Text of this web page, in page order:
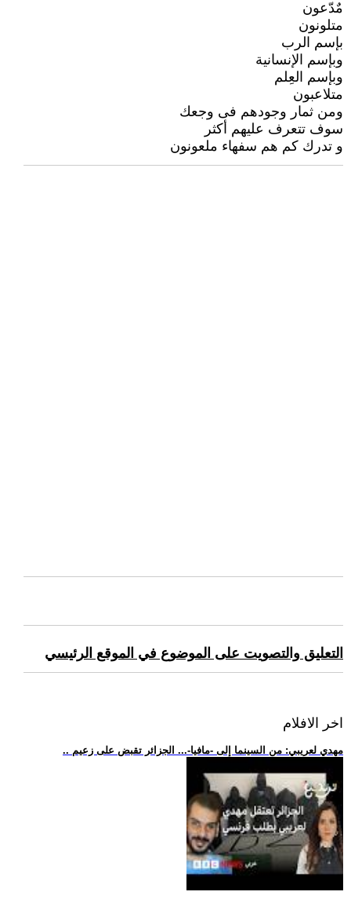
مٌدّعون
متلونون
بإسم الرب
وبإسم الإنسانية
وبإسم العِلم
متلاعبون
ومن ثمار وجودهم فى وجعك
سوف تتعرف عليهم أكثر
و تدرك كم هم سفهاء ملعونون
التعليق والتصويت على الموضوع في الموقع الرئيسي
اخر الافلام
.. مهدي لعريبي: من السينما إلى -مافيا-... الجزائر تقبض على زعيم